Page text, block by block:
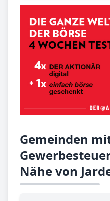
Gemeinden
Nähe von